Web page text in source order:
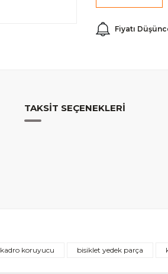
Fiyatı
TAKSIT SEÇENEKLERI
kadro koruyucu bisiklet yedek parça